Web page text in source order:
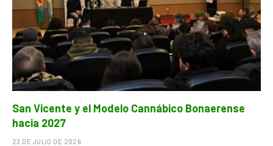
San Vicente y el Modelo Cannábico Bonaerense
hacia 2027
23 DE JULIO DE 2026